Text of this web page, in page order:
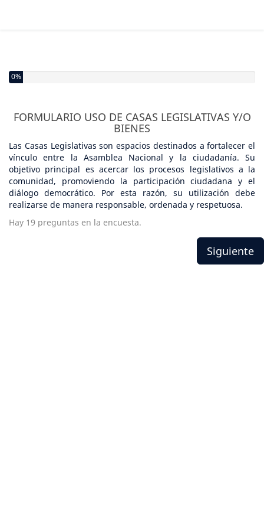
0%
FORMULARIO USO DE CASAS LEGISLATIVAS Y/O
BIENES
Las Casas Legislativas son espacios destinados a fortalecer el
vínculo entre la Asamblea Nacional y la ciudadanía. Su
objetivo principal es acercar los procesos legislativos a la
comunidad, promoviendo la participación ciudadana y el
diálogo democrático. Por esta razón, su utilización debe
realizarse de manera responsable, ordenada y respetuosa.
Hay 19 preguntas en la encuesta.
Siguiente